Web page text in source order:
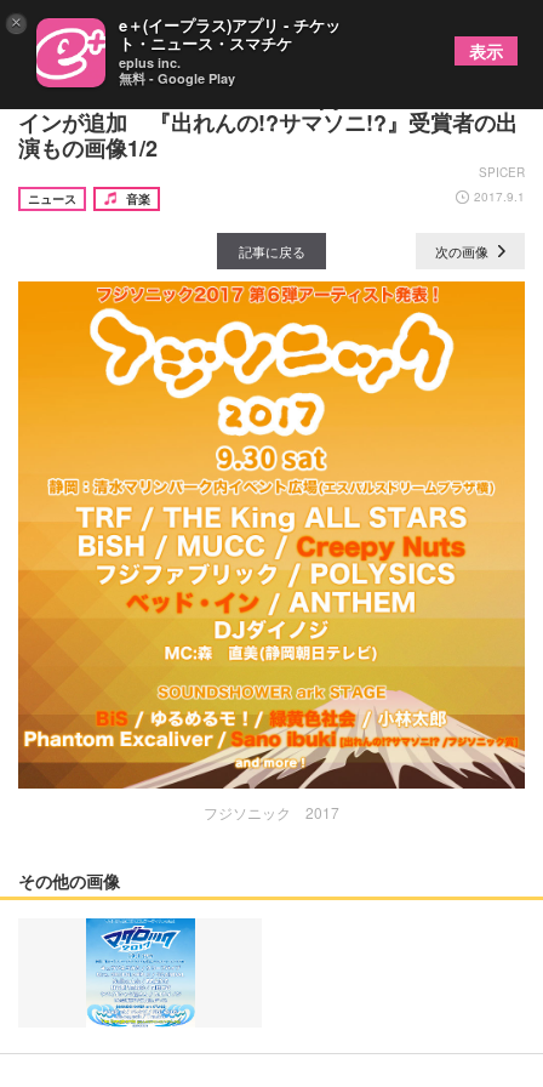
フジソニック第6弾発表でCreepy Nutsとベッド・
インが追加 『出れんの!?サマソニ!?』受賞者の出
演もの画像1/2
SPICER
ニュース
音楽 2017.9.1
記事に戻る 次の画像
フジソニック 2017
その他の画像
× e＋(イープラス)アプリ - チケッ
ト・ニュース・スマチケ
eplus inc.
無料 - Google Play
表示